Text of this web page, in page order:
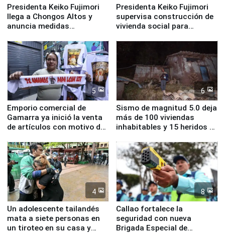
Presidenta Keiko Fujimori
llega a Chongos Altos y
anuncia medidas
educación, salud y empleo
Presidenta Keiko Fujimori
supervisa construcción de
vivienda social para
5
Emporio comercial de
Gamarra ya inició la venta
de artículos con motivo de
6
Sismo de magnitud 5.0 deja
más de 100 viviendas
inhabitables y 15 heridos en
4
Un adolescente tailandés
mata a siete personas en
un tiroteo en su casa y
8
Callao fortalece la
seguridad con nueva
Brigada Especial de